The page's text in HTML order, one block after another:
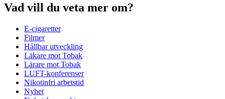
Vad vill du veta mer om?
E-cigaretter
Filmer
Hållbar utveckling
Läkare mot Tobak
Lärare mot Tobak
LUFT-konferenser
Nikotinfri arbetstid
Nyhet